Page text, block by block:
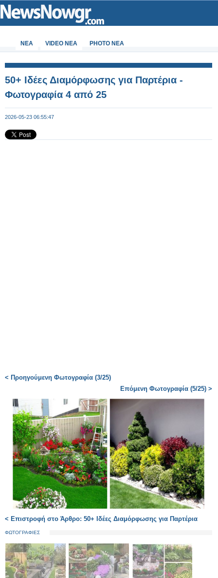
ΝΕΑ VIDEO NEA PHOTO NEA
50+ Ιδέες Διαμόρφωσης για Παρτέρια -
Φωτογραφία 4 από 25
2026-05-23 06:55:47
< Προηγούμενη Φωτογραφία (3/25)
Επόμενη Φωτογραφία (5/25) >
< Επιστροφή στο Άρθρο: 50+ Ιδέες Διαμόρφωσης για Παρτέρια
ΦΩΤΟΓΡΑΦΙΕΣ